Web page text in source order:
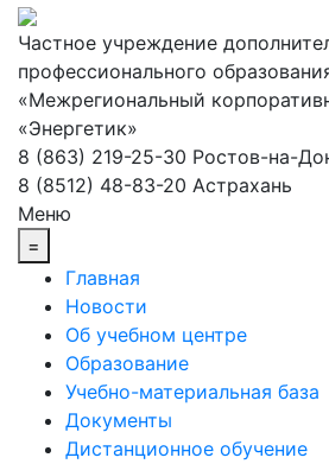
Частное учреждение
профессионального
«Межрегиональный
«Энергетик»
8 (863) 219-25-30 Ростов-на-
8 (8512) 48-83-20 Астрахань
Меню
=
Главная
Новости
Об учебном центре
Образование
Учебно-материальная база
Документы
Дистанционное обучение